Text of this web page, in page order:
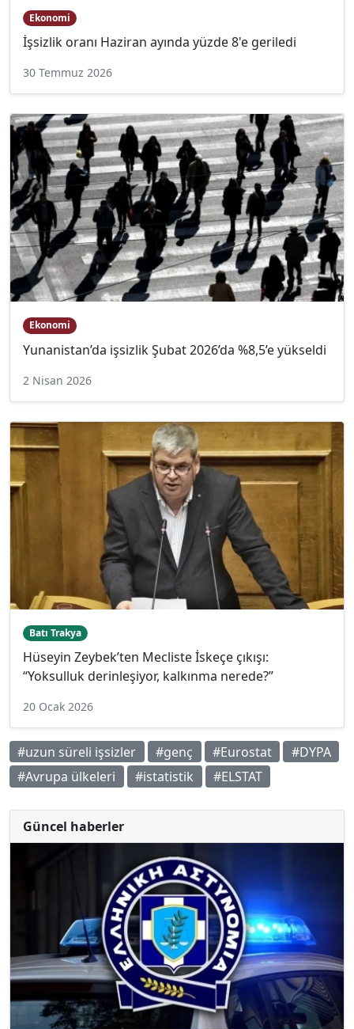
Ekonomi
İşsizlik oranı Haziran ayında yüzde 8'e geriledi
30 Temmuz 2026
Ekonomi
Yunanistan’da işsizlik Şubat 2026’da %8,5’e yükseldi
2 Nisan 2026
Batı Trakya
Hüseyin Zeybek’ten Mecliste İskeçe çıkışı:
“Yoksulluk derinleşiyor, kalkınma nerede?”
20 Ocak 2026
#uzun süreli işsizler #genç #Eurostat
#DYPA
#Avrupa ülkeleri
#istatistik #ELSTAT
Güncel haberler